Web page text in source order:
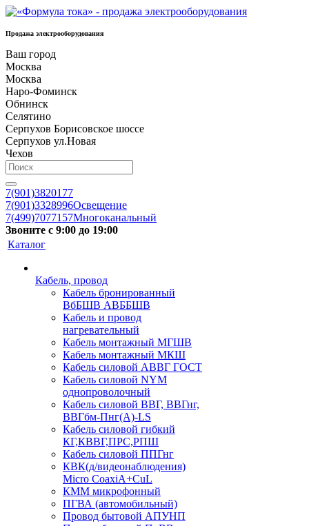
Продажа электрооборудования
Ваш город
Москва
Москва
Наро-Фоминск
Обнинск
Селятино
Серпухов Борисовское шоссе
Серпухов ул.Новая
Чехов
7(901)3820177
7(901)3328996Освещение
7(499)7077157Многоканальный
Звоните с 9:00 до 19:00
Каталог
Кабель, провод
Кабель бронированный
ВбБШВ АВББШВ
Кабель и провод
нагревательный
Кабель монтажный МГШВ
Кабель монтажный МКШ
Кабель силовой АВВГ ГОСТ
Кабель силовой NYM
однопроволочный
Кабель силовой ВВГ, ВВГнг,
ВВГбм-Пнг(А)-LS
Кабель силовой гибкий
КГ,КВВГ,ПРС,РПШ
Кабель силовой ППГнг
КВК(д/видеонаблюдения)
Micro CoaxiA+CuL
КММ микрофонный
ПГВА (автомобильный)
Провод бытовой АПУНП